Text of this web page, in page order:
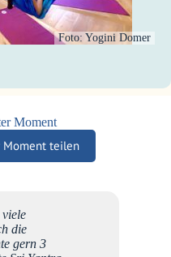
Foto: Yogini Domer
Moment
Moment teilen
viele
die
gern 3